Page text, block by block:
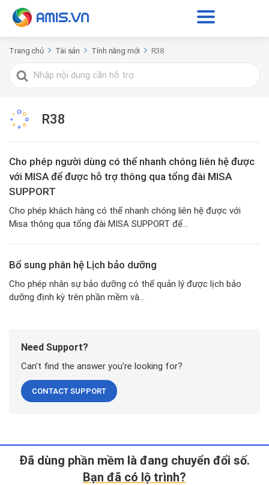
Trang chủ Tài sản Tính năng mới R38
Tìm
kiếm
R38
Cho phép người dùng có thể nhanh chóng liên hệ được
với MISA để được hỗ trợ thông qua tổng đài MISA
SUPPORT
Cho phép khách hàng có thể nhanh chóng liên hệ được với
Misa thông qua tổng đài MISA SUPPORT để...
Bổ sung phân hệ Lịch bảo dưỡng
Cho phép nhân sự bảo dưỡng có thể quản lý được lịch bảo
dưỡng định kỳ trên phần mềm và...
Need Support?
Can't find the answer you're looking for?
CONTACT SUPPORT
Ðã dùng phần mềm là đang chuyển đổi số.
Bạn đã có lộ trình?